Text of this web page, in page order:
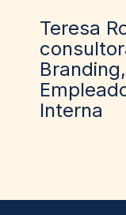
Teresa
Interna